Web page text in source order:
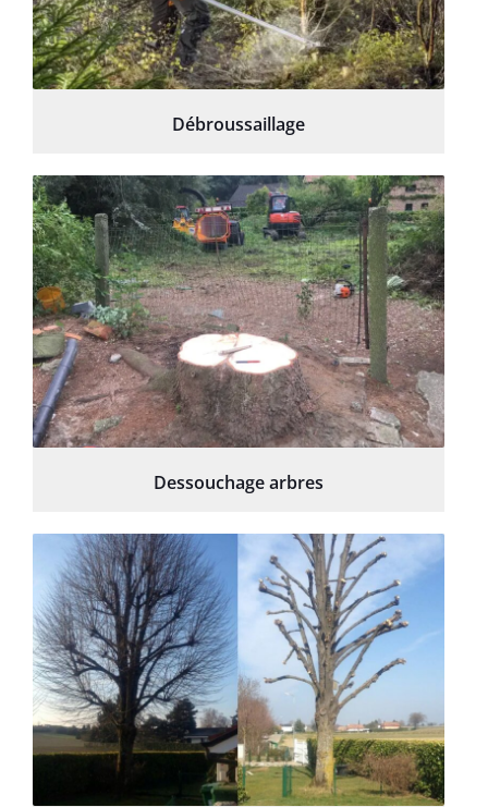
Débroussaillage
Dessouchage arbres